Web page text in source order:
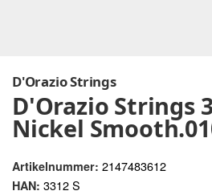
D'Orazio Strings
D'Orazio Strings
Nickel
Artikelnummer: 2147483612
HAN: 3312 S